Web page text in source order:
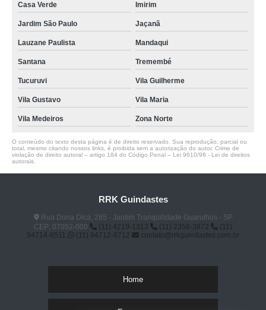
Casa Verde Imirim
Jardim São Paulo Jaçanã
Lauzane Paulista Mandaqui
Santana Tremembé
Tucuruvi Vila Guilherme
Vila Gustavo Vila Maria
Vila Medeiros Zona Norte
O conteúdo do texto desta página é de direito reservado. Sua reprodução, parcial ou
total, mesmo citando nossos links, é proibida sem a autorização do autor. Crime de
violação de direito autoral – artigo 184 do Código Penal – Lei 9610/98 - Lei de direitos
autorais
RRK Guindastes
Rua Dona Dica, 285 - Jardim Tranqüilidade Guarulhos - SP
CEP: 07052-000
(11) 4219-1313 (11) 2358-3872
(11)
94714-8511
(11) 94712-8712 contato@rrkguindastes.com.br
Home